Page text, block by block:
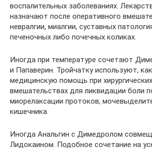
воспалительных заболеваниях.
назначают после оперативного
невралгии, миалгии, суставных
печеночных либо почечных коликах.
Иногда при температуре сочетают
и Папаверин. Тройчатку используют,
медицинскую помощь при хирургических
вмешательствах для ликвидации боли
миорелаксации протоков,
кишечника.
Иногда Анальгин с Димедролом
Лидокаином. Подобное сочетание на